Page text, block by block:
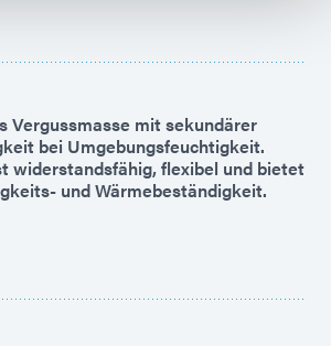
Vergussmasse mit sekundärer
bei Umgebungsfeuchtigkeit.
widerstandsfähig, flexibel und bietet
und Wärmebeständigkeit.